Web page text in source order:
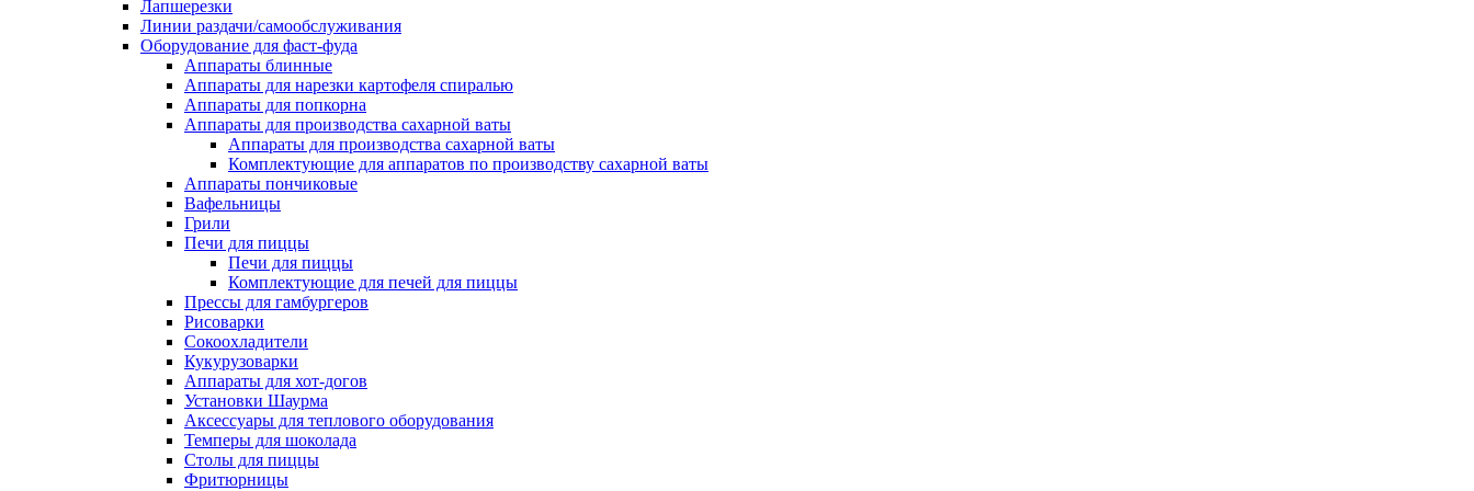
Лапшерезки
Линии раздачи/самообслуживания
Оборудование для фаст-фуда
Аппараты блинные
Аппараты для нарезки картофеля спиралью
Аппараты для попкорна
Аппараты для производства сахарной ваты
Аппараты для производства сахарной ваты
Комплектующие для аппаратов по производству сахарной ваты
Аппараты пончиковые
Вафельницы
Грили
Печи для пиццы
Печи для пиццы
Комплектующие для печей для пиццы
Прессы для гамбургеров
Рисоварки
Сокоохладители
Кукурузоварки
Аппараты для хот-догов
Установки Шаурма
Аксессуары для теплового оборудования
Темперы для шоколада
Столы для пиццы
Фритюрницы